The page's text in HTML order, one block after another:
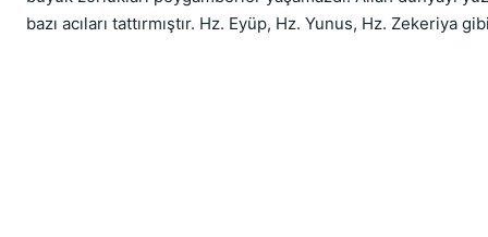
bazı acıları tattırmıştır. Hz. Eyüp, Hz. Yunus, Hz.